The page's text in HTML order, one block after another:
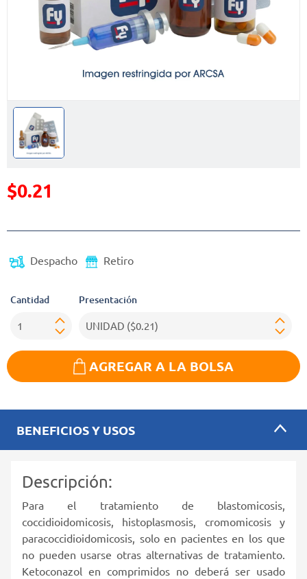
$0.21
Despacho Retiro
Cantidad Presentación
AGREGAR A LA BOLSA
BENEFICIOS Y USOS
Descripción:
Para el tratamiento de blastomicosis,
coccidioidomicosis, histoplasmosis, cromomicosis y
paracoccidioidomicosis, solo en pacientes en los que
no pueden usarse otras alternativas de tratamiento.
Ketoconazol en comprimidos no deberá ser usado